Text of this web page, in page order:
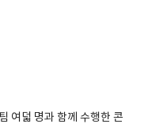
여덟 명과 함께 수행한 콘